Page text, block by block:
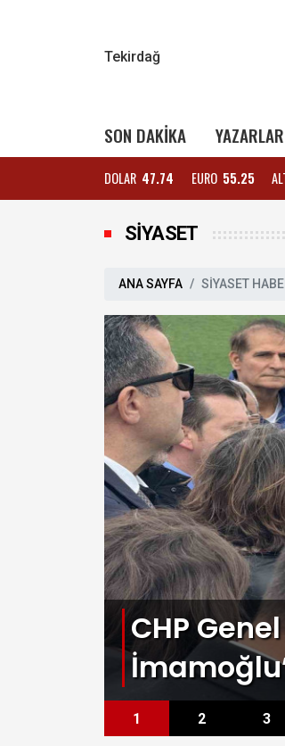
Tekirdağ
SON DAKİKA YAZARLAR
DOLAR 47.74 EURO 55.25
SİYASET
ANA SAYFA SİYASET
CHP
1 2 3